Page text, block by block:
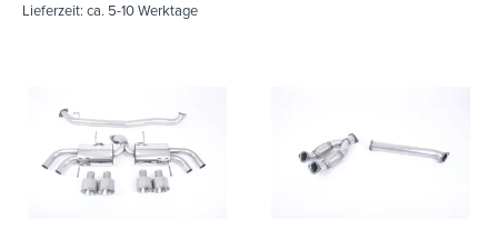
Lieferzeit: ca. 5-10 Werktage